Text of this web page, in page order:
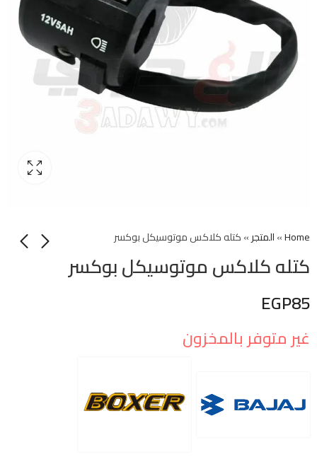
Home
»المتجر»كتله كلاكس موتوسيكل بوكسر
كتله كلاكس موتوسيكل بوكسر
EGP85
غير متوفر بالمخزون